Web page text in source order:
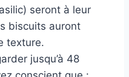
seront à leur
biscuits auront
texture.
jusqu’à 48